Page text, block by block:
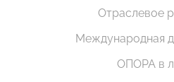
Отраслевое
Международная
ОПОРА в